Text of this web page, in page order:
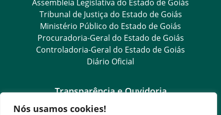
Nós usamos cookies!
Assembleia Legislativa do Estado de Goiás
Tribunal de Justiça do Estado de Goiás
Ministério Público do Estado de Goiás
Procuradoria-Geral do Estado de Goiás
Controladoria-Geral do Estado de Goiás
Diário Oficial
Transparência e Ouvidoria